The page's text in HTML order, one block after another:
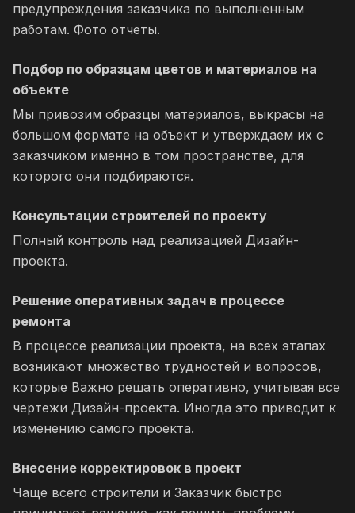
предупреждения заказчика по выполненным
работам. Фото отчеты.
Подбор по образцам цветов и материалов на
объекте
Мы привозим образцы материалов, выкрасы на
большом формате на объект и утверждаем их с
заказчиком именно в том пространстве, для
которого они подбираются.
Консультации строителей по проекту
Полный контроль над реализацией Дизайн-
проекта.
Решение оперативных задач в процессе
ремонта
В процессе реализации проекта, на всех этапах
возникают множество трудностей и вопросов,
которые Важно решать оперативно, учитывая все
чертежи Дизайн-проекта. Иногда это приводит к
изменению самого проекта.
Внесение корректировок в проект
Чаще всего строители и Заказчик быстро